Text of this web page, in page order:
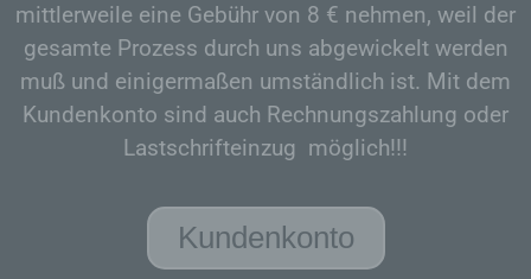
mittlerweile eine Gebühr von 8 € nehmen, weil der
gesamte Prozess durch uns abgewickelt werden
muß und einigermaßen umständlich ist. Mit dem
Kundenkonto sind auch Rechnungszahlung oder
Lastschrifteinzug möglich!!!
Kundenkonto